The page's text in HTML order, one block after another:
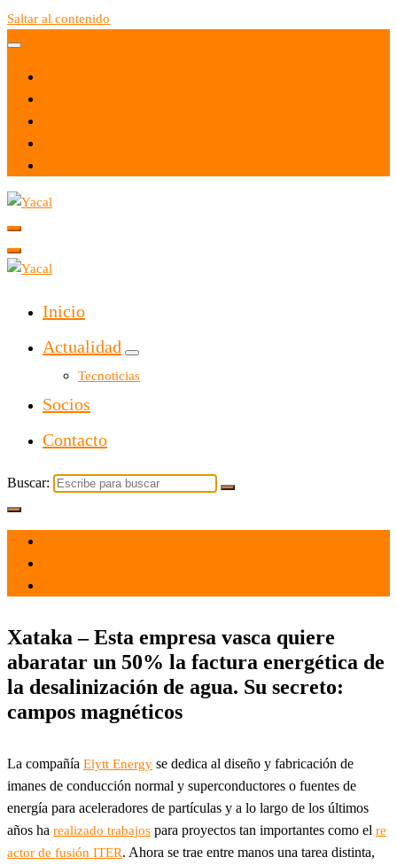
Saltar al contenido
Yacal micro hosting
Inicio
Actualidad
Tecnoticias
Socios
Contacto
Buscar:
Xataka – Esta empresa vasca quiere
abaratar un 50% la factura energética de
la desalinización de agua. Su secreto:
campos magnéticos
La compañía Elytt Energy se dedica al diseño y fabricación de
imanes de conducción normal y superconductores o fuentes de
energía para aceleradores de partículas y a lo largo de los últimos
años ha realizado trabajos para proyectos tan importantes como el re
actor de fusión ITER. Ahora se trae entre manos una tarea distinta,